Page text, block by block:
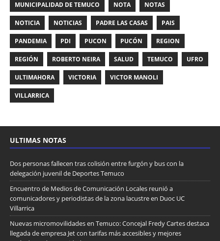
MUNICIPALIDAD DE TEMUCO NOTA NOTAS
NOTICIA NOTICIAS PADRE LAS CASAS PAIS
PANDEMIA PDI PUCON PUCÓN REGION
REGIÓN ROBERTO NEIRA SALUD TEMUCO UFRO
ULTIMAHORA VICTORIA VICTOR MANOLI
VILLARRICA
ULTIMAS NOTAS
Dos personas fallecen tras colisión entre furgón y bus con la
delegación juvenil de Deportes Temuco
Encuentro de Medios de Comunicación Locales reunió a
comunicadores y periodistas de la zona lacustre en Duoc UC
Villarrica
Nuevas micromovilidades en Temuco: Concejal Fredy Cartes destaca
llegada de empresa Jet con tarifas más accesibles y mejores